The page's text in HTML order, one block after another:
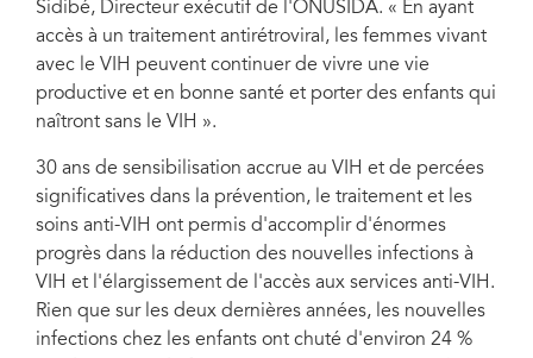
Sidibé, Directeur exécutif de l'ONUSIDA. « En ayant
accès à un traitement antirétroviral, les femmes vivant
avec le VIH peuvent continuer de vivre une vie
productive et en bonne santé et porter des enfants qui
naîtront sans le VIH ».
30 ans de sensibilisation accrue au VIH et de percées
significatives dans la prévention, le traitement et les
soins anti-VIH ont permis d'accomplir d'énormes
progrès dans la réduction des nouvelles infections à
VIH et l'élargissement de l'accès aux services anti-VIH.
Rien que sur les deux dernières années, les nouvelles
infections chez les enfants ont chuté d'environ 24 %